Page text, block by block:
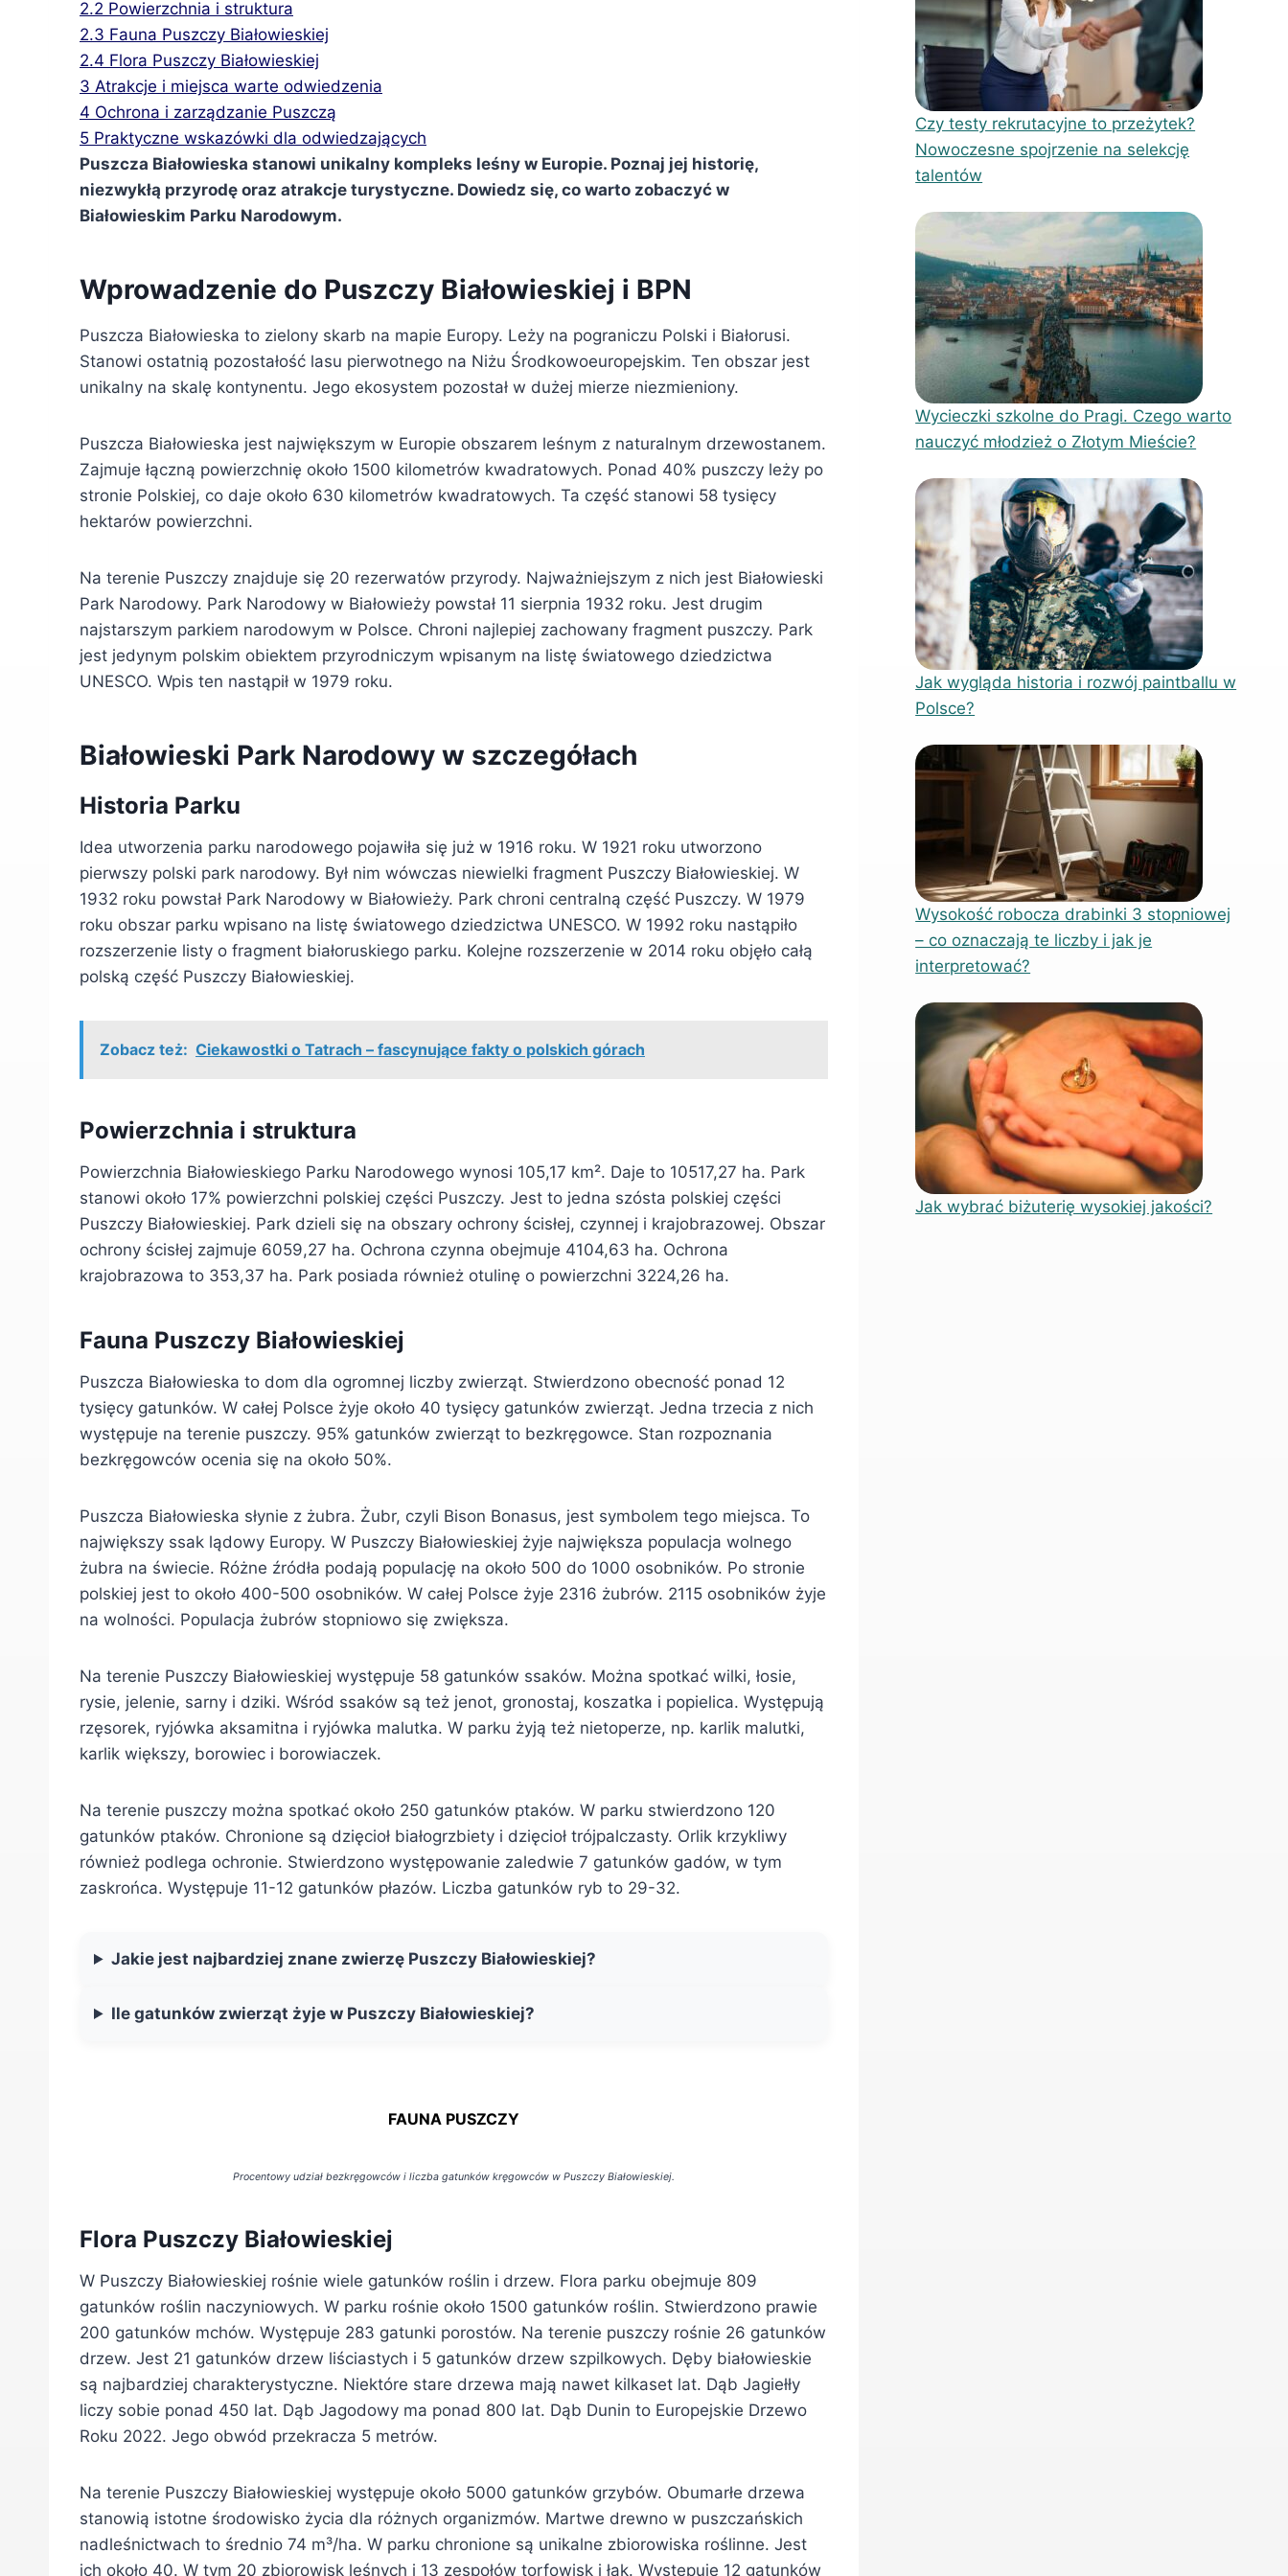
2.2 Powierzchnia i struktura
2.3 Fauna Puszczy Białowieskiej
2.4 Flora Puszczy Białowieskiej
3 Atrakcje i miejsca warte odwiedzenia
4 Ochrona i zarządzanie Puszczą
5 Praktyczne wskazówki dla odwiedzających
Puszcza Białowieska stanowi unikalny kompleks leśny w Europie. Poznaj jej historię,
niezwykłą przyrodę oraz atrakcje turystyczne. Dowiedz się, co warto zobaczyć w
Białowieskim Parku Narodowym.
Wprowadzenie do Puszczy Białowieskiej i BPN
Puszcza Białowieska to zielony skarb na mapie Europy. Leży na pograniczu Polski i Białorusi.
Stanowi ostatnią pozostałość lasu pierwotnego na Niżu Środkowoeuropejskim. Ten obszar jest
unikalny na skalę kontynentu. Jego ekosystem pozostał w dużej mierze niezmieniony.
Puszcza Białowieska jest największym w Europie obszarem leśnym z naturalnym drzewostanem.
Zajmuje łączną powierzchnię około 1500 kilometrów kwadratowych. Ponad 40% puszczy leży po
stronie Polskiej, co daje około 630 kilometrów kwadratowych. Ta część stanowi 58 tysięcy
hektarów powierzchni.
Na terenie Puszczy znajduje się 20 rezerwatów przyrody. Najważniejszym z nich jest Białowieski
Park Narodowy. Park Narodowy w Białowieży powstał 11 sierpnia 1932 roku. Jest drugim
najstarszym parkiem narodowym w Polsce. Chroni najlepiej zachowany fragment puszczy. Park
jest jedynym polskim obiektem przyrodniczym wpisanym na listę światowego dziedzictwa
UNESCO. Wpis ten nastąpił w 1979 roku.
Białowieski Park Narodowy w szczegółach
Historia Parku
Idea utworzenia parku narodowego pojawiła się już w 1916 roku. W 1921 roku utworzono
pierwszy polski park narodowy. Był nim wówczas niewielki fragment Puszczy Białowieskiej. W
1932 roku powstał Park Narodowy w Białowieży. Park chroni centralną część Puszczy. W 1979
roku obszar parku wpisano na listę światowego dziedzictwa UNESCO. W 1992 roku nastąpiło
rozszerzenie listy o fragment białoruskiego parku. Kolejne rozszerzenie w 2014 roku objęło całą
polską część Puszczy Białowieskiej.
Zobacz też: Ciekawostki o Tatrach – fascynujące fakty o polskich górach
Powierzchnia i struktura
Powierzchnia Białowieskiego Parku Narodowego wynosi 105,17 km². Daje to 10517,27 ha. Park
stanowi około 17% powierzchni polskiej części Puszczy. Jest to jedna szósta polskiej części
Puszczy Białowieskiej. Park dzieli się na obszary ochrony ścisłej, czynnej i krajobrazowej. Obszar
ochrony ścisłej zajmuje 6059,27 ha. Ochrona czynna obejmuje 4104,63 ha. Ochrona
krajobrazowa to 353,37 ha. Park posiada również otulinę o powierzchni 3224,26 ha.
Fauna Puszczy Białowieskiej
Puszcza Białowieska to dom dla ogromnej liczby zwierząt. Stwierdzono obecność ponad 12
tysięcy gatunków. W całej Polsce żyje około 40 tysięcy gatunków zwierząt. Jedna trzecia z nich
występuje na terenie puszczy. 95% gatunków zwierząt to bezkręgowce. Stan rozpoznania
bezkręgowców ocenia się na około 50%.
Puszcza Białowieska słynie z żubra. Żubr, czyli Bison Bonasus, jest symbolem tego miejsca. To
największy ssak lądowy Europy. W Puszczy Białowieskiej żyje największa populacja wolnego
żubra na świecie. Różne źródła podają populację na około 500 do 1000 osobników. Po stronie
polskiej jest to około 400-500 osobników. W całej Polsce żyje 2316 żubrów. 2115 osobników żyje
na wolności. Populacja żubrów stopniowo się zwiększa.
Na terenie Puszczy Białowieskiej występuje 58 gatunków ssaków. Można spotkać wilki, łosie,
rysie, jelenie, sarny i dziki. Wśród ssaków są też jenot, gronostaj, koszatka i popielica. Występują
rzęsorek, ryjówka aksamitna i ryjówka malutka. W parku żyją też nietoperze, np. karlik malutki,
karlik większy, borowiec i borowiaczek.
Na terenie puszczy można spotkać około 250 gatunków ptaków. W parku stwierdzono 120
gatunków ptaków. Chronione są dzięcioł białogrzbiety i dzięcioł trójpalczasty. Orlik krzykliwy
również podlega ochronie. Stwierdzono występowanie zaledwie 7 gatunków gadów, w tym
zaskrońca. Występuje 11-12 gatunków płazów. Liczba gatunków ryb to 29-32.
Jakie jest najbardziej znane zwierzę Puszczy Białowieskiej?
Ile gatunków zwierząt żyje w Puszczy Białowieskiej?
FAUNA PUSZCZY
Procentowy udział bezkręgowców i liczba gatunków kręgowców w Puszczy Białowieskiej.
Flora Puszczy Białowieskiej
W Puszczy Białowieskiej rośnie wiele gatunków roślin i drzew. Flora parku obejmuje 809
gatunków roślin naczyniowych. W parku rośnie około 1500 gatunków roślin. Stwierdzono prawie
200 gatunków mchów. Występuje 283 gatunki porostów. Na terenie puszczy rośnie 26 gatunków
drzew. Jest 21 gatunków drzew liściastych i 5 gatunków drzew szpilkowych. Dęby białowieskie
są najbardziej charakterystyczne. Niektóre stare drzewa mają nawet kilkaset lat. Dąb Jagiełły
liczy sobie ponad 450 lat. Dąb Jagodowy ma ponad 800 lat. Dąb Dunin to Europejskie Drzewo
Roku 2022. Jego obwód przekracza 5 metrów.
Na terenie Puszczy Białowieskiej występuje około 5000 gatunków grzybów. Obumarłe drzewa
stanowią istotne środowisko życia dla różnych organizmów. Martwe drewno w puszczańskich
nadleśnictwach to średnio 74 m³/ha. W parku chronione są unikalne zbiorowiska roślinne. Jest
ich około 40. W tym 20 zbiorowisk leśnych i 13 zespołów torfowisk i łąk. Występuje 12 gatunków
Czy testy rekrutacyjne to przeżytek?
Nowoczesne spojrzenie na selekcję
talentów
Wycieczki szkolne do Pragi. Czego warto
nauczyć młodzież o Złotym Mieście?
Jak wygląda historia i rozwój paintballu w
Polsce?
Wysokość robocza drabinki 3 stopniowej
– co oznaczają te liczby i jak je
interpretować?
Jak wybrać biżuterię wysokiej jakości?